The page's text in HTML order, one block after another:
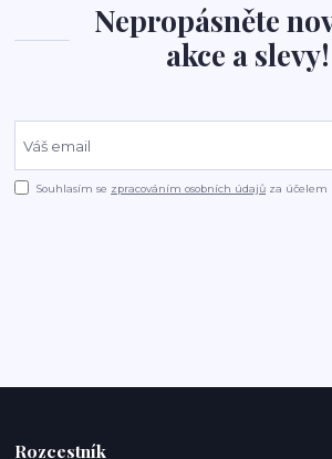
Nepropásněte
akce a slevy!
Souhlasím se zpracováním osobních údajů za účelem
Rozcestník